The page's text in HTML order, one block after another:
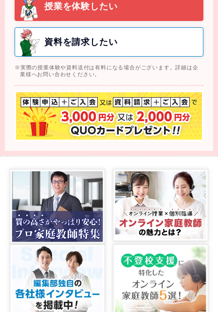
授業を体験したい
資料を請求したい
実際の授業体験や資料送付は有料になる場合がございます。詳細は企
業様へお問い合わせください。